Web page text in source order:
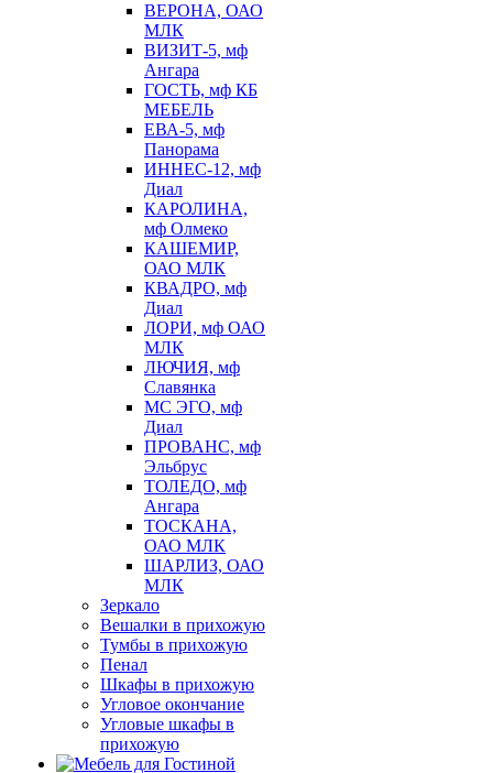
ВЕРОНА, ОАО
МЛК
ВИЗИТ-5, мф
Ангара
ГОСТЬ, мф КБ
МЕБЕЛЬ
ЕВА-5, мф
Панорама
ИННЕС-12, мф
Диал
КАРОЛИНА,
мф Олмеко
КАШЕМИР,
ОАО МЛК
КВАДРО, мф
Диал
ЛОРИ, мф ОАО
МЛК
ЛЮЧИЯ, мф
Славянка
МС ЭГО, мф
Диал
ПРОВАНС, мф
Эльбрус
ТОЛЕДО, мф
Ангара
ТОСКАНА,
ОАО МЛК
ШАРЛИЗ, ОАО
МЛК
Зеркало
Вешалки в прихожую
Тумбы в прихожую
Пенал
Шкафы в прихожую
Угловое окончание
Угловые шкафы в
прихожую